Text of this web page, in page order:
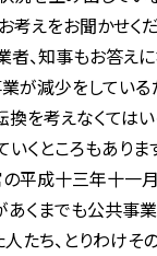
考えをお聞かせく
者、知事もお答
が減少をしてい
考えなくてはい
ところもありま
平成十三年十一月
くまでも公共事
たち、とりわけ